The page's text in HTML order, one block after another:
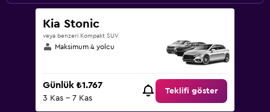
Kia Stonic
veya benzeri Kompakt SUV
Maksimum 4 yolcu
Günlük ₺1.767
3 Kas - 7 Kas
Teklifi göster